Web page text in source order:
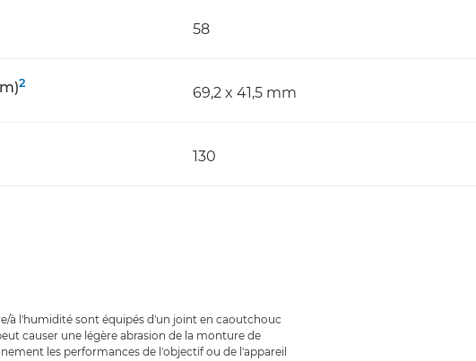
58
2
69,2 x 41,5 mm
130
à l'humidité sont équipés d'un joint en caoutchouc
causer une légère abrasion de la monture de
les performances de l'objectif ou de l'appareil